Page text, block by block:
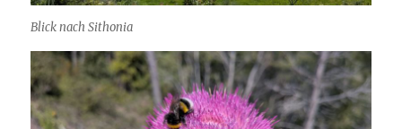
Blick nach Sithonia